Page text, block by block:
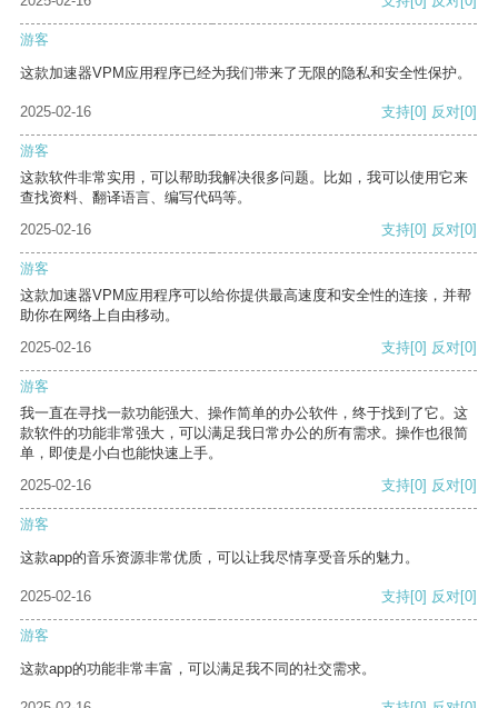
游客
这款加速器VPM应用程序已经为我们带来了无限的隐私和安全性保护。
2025-02-16 支持[0] 反对[0]
游客
这款软件非常实用，可以帮助我解决很多问题。比如，我可以使用它来
查找资料、翻译语言、编写代码等。
2025-02-16
支持[0] 反对[0]
游客
这款加速器VPM应用程序可以给你提供最高速度和安全性的连接，并帮
助你在网络上自由移动。
2025-02-16
支持[0] 反对[0]
游客
我一直在寻找一款功能强大、操作简单的办公软件，终于找到了它。这
款软件的功能非常强大，可以满足我日常办公的所有需求。操作也很简
单，即使是小白也能快速上手。
2025-02-16
支持[0] 反对[0]
游客
这款app的音乐资源非常优质，可以让我尽情享受音乐的魅力。
2025-02-16 支持[0] 反对[0]
游客
这款app的功能非常丰富，可以满足我不同的社交需求。